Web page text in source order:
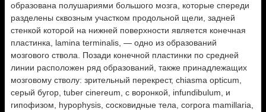
образована полушариями большого мозга, которые спереди
разделены сквозным участком продольной щели, задней
стенкой которой на нижней поверхности является конечная
пластинка, lamina terminalis, — одно из образований
мозгового ствола. Позади конечной пластинки по средней
линии расположен ряд образований, также принадлежащих
мозговому стволу: зрительный перекрест, chiasma opticum,
серый бугор, tuber cinereum, с воронкой, infundibulum, и
гипофизом, hypophysis, сосковидные тела, corpora mamillaria,